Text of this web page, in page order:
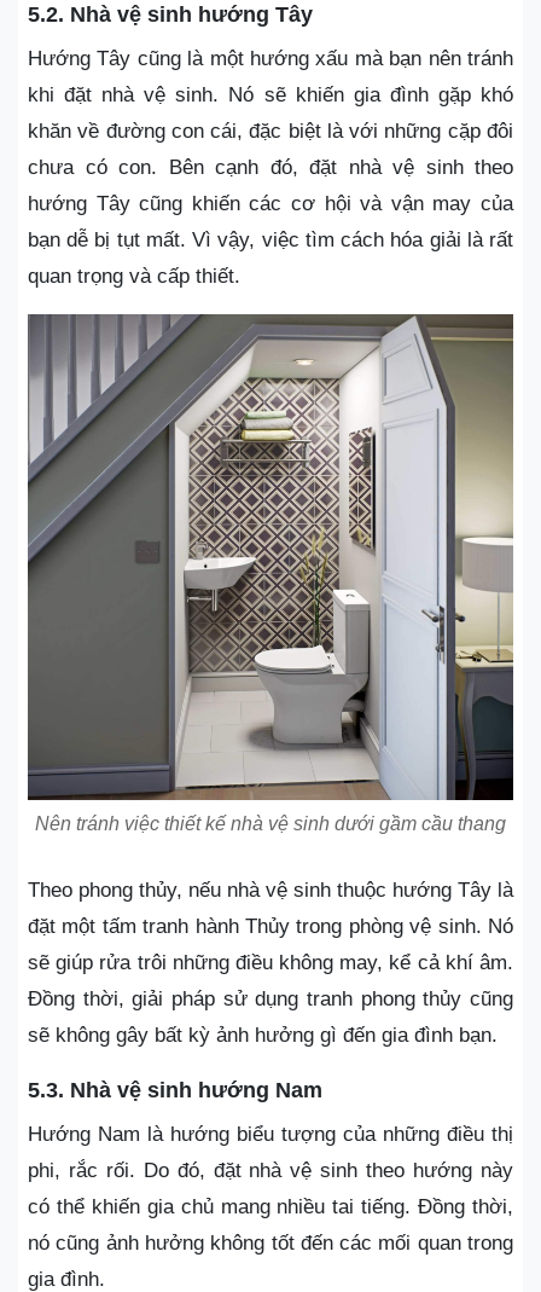
5.2. Nhà vệ sinh hướng Tây
Hướng Tây cũng là một hướng xấu mà bạn nên tránh
khi đặt nhà vệ sinh. Nó sẽ khiến gia đình gặp khó
khăn về đường con cái, đặc biệt là với những cặp đôi
chưa có con. Bên cạnh đó, đặt nhà vệ sinh theo
hướng Tây cũng khiến các cơ hội và vận may của
bạn dễ bị tụt mất. Vì vậy, việc tìm cách hóa giải là rất
quan trọng và cấp thiết.
Nên tránh việc thiết kế nhà vệ sinh dưới gầm cầu thang
Theo phong thủy, nếu nhà vệ sinh thuộc hướng Tây là
đặt một tấm tranh hành Thủy trong phòng vệ sinh. Nó
sẽ giúp rửa trôi những điều không may, kể cả khí âm.
Đồng thời, giải pháp sử dụng tranh phong thủy cũng
sẽ không gây bất kỳ ảnh hưởng gì đến gia đình bạn.
5.3. Nhà vệ sinh hướng Nam
Hướng Nam là hướng biểu tượng của những điều thị
phi, rắc rối. Do đó, đặt nhà vệ sinh theo hướng này
có thể khiến gia chủ mang nhiều tai tiếng. Đồng thời,
nó cũng ảnh hưởng không tốt đến các mối quan trong
gia đình.